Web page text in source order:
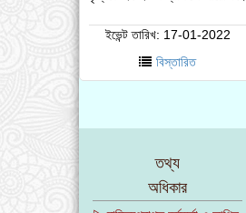
ইভেন্ট তারিখ: 17-01-2022
বিস্তারিত
তথ্য
অধিকার